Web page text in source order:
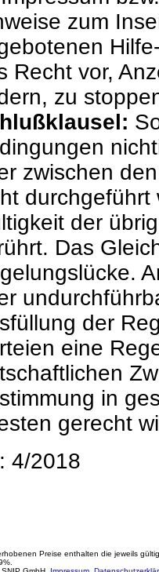
zum
Recht vor,
zu
zwischen
durchgeführt
der
Das
der
eine
in
gerecht
4/2018
Preise enthalten die jeweils